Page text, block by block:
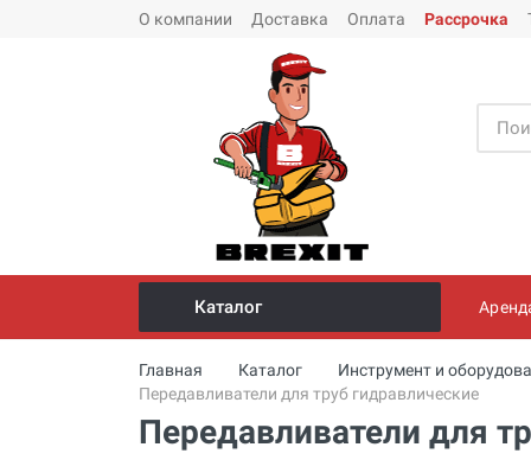
О компании Доставка Оплата Рассрочка
Инструмент и оборудование для
монтажа стальных труб
Трубогибы
Каталог
Главная Каталог Инструмент и
Передавливатели для труб гидравлические
Передавливатели для